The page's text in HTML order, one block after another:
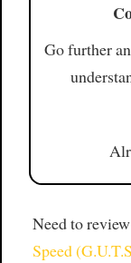
Go further
Need to
Speed